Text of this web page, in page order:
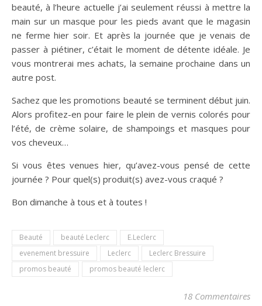
beauté, à l’heure actuelle j’ai seulement réussi à mettre la
main sur un masque pour les pieds avant que le magasin
ne ferme hier soir. Et après la journée que je venais de
passer à piétiner, c’était le moment de détente idéale. Je
vous montrerai mes achats, la semaine prochaine dans un
autre post.
Sachez que les promotions beauté se terminent début juin.
Alors profitez-en pour faire le plein de vernis colorés pour
l’été, de crème solaire, de shampoings et masques pour
vos cheveux…
Si vous êtes venues hier, qu’avez-vous pensé de cette
journée ? Pour quel(s) produit(s) avez-vous craqué ?
Bon dimanche à tous et à toutes !
Beauté beauté Leclerc
E.Leclerc
evenement bressuire
Leclerc
Leclerc Bressuire
promos beauté
promos beauté leclerc
18 Commentaires